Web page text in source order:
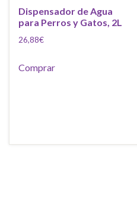
Dispensador de Agua
para Perros y Gatos, 2L
26,88€
Comprar